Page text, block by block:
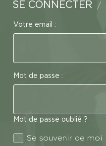
SE CONNECTER
Votre email :
Mot de passe :
Mot de passe oublié ?
Se souvenir de moi